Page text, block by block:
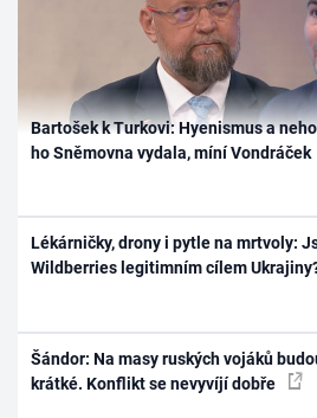
Bartošek k Turkovi: Hyenismus a
ho Sněmovna vydala, míní Vondráček
Lékárničky, drony i pytle na mrtvoly:
Wildberries legitimním cílem
Šándor: Na masy ruských vojáků
krátké. Konflikt se nevyvíjí dobře